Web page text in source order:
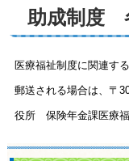
助成制度
医療福祉制度に関連す
郵送される場合は、〒
役所 保険年金課医療